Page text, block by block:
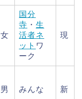
女
国分
寺 ・ 生
活者ネ
ット ワ
ーク
現
男 みんな 新